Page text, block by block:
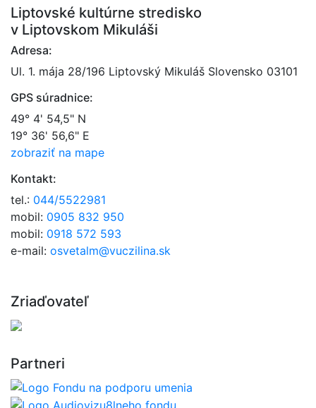
Liptovské kultúrne stredisko
v Liptovskom Mikuláši
Adresa:
Ul. 1. mája 28/196 Liptovský Mikuláš Slovensko 03101
GPS súradnice:
49° 4' 54,5" N
19° 36' 56,6" E
zobraziť na mape
Kontakt:
tel.: 044/5522981
mobil: 0905 832 950
mobil: 0918 572 593
e-mail: osvetalm@vuczilina.sk
Zriaďovateľ
Partneri